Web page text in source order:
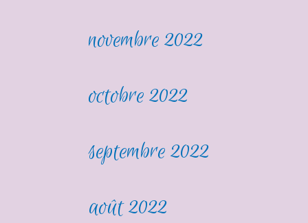
novembre 2022
octobre 2022
septembre 2022
août 2022